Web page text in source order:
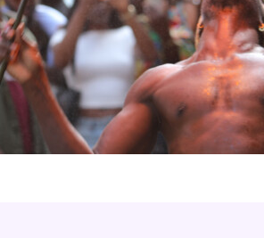
l'article "Festival Afrodisiac : Derrière